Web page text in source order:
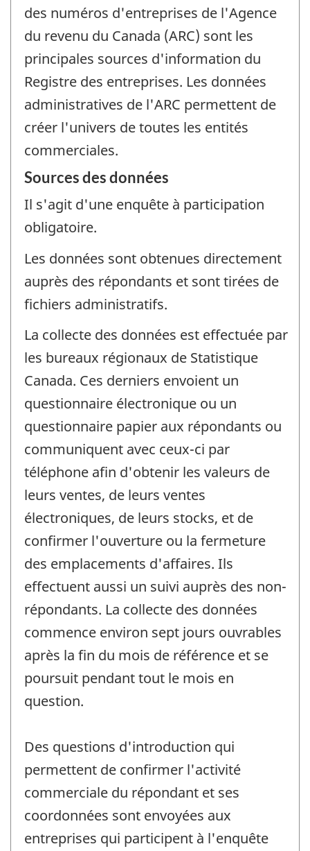
des numéros d'entreprises de l'Agence
du revenu du Canada (ARC) sont les
principales sources d'information du
Registre des entreprises. Les données
administratives de l'ARC permettent de
créer l'univers de toutes les entités
commerciales.
Sources des données
Il s'agit d'une enquête à participation
obligatoire.
Les données sont obtenues directement
auprès des répondants et sont tirées de
fichiers administratifs.
La collecte des données est effectuée par
les bureaux régionaux de Statistique
Canada. Ces derniers envoient un
questionnaire électronique ou un
questionnaire papier aux répondants ou
communiquent avec ceux-ci par
téléphone afin d'obtenir les valeurs de
leurs ventes, de leurs ventes
électroniques, de leurs stocks, et de
confirmer l'ouverture ou la fermeture
des emplacements d'affaires. Ils
effectuent aussi un suivi auprès des non-
répondants. La collecte des données
commence environ sept jours ouvrables
après la fin du mois de référence et se
poursuit pendant tout le mois en
question.
Des questions d'introduction qui
permettent de confirmer l'activité
commerciale du répondant et ses
coordonnées sont envoyées aux
entreprises qui participent à l'enquête